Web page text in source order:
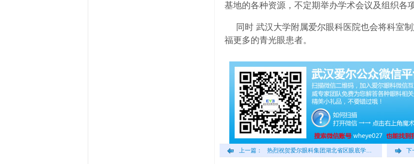
基地的各种资源，不定期举办学术会议及组织各
同时 武汉大学附属爱尔眼科医院也会将科室
福更多的青光眼患者。
上一篇： 热烈祝贺爱尔眼科集团湖北省区眼底学… 下